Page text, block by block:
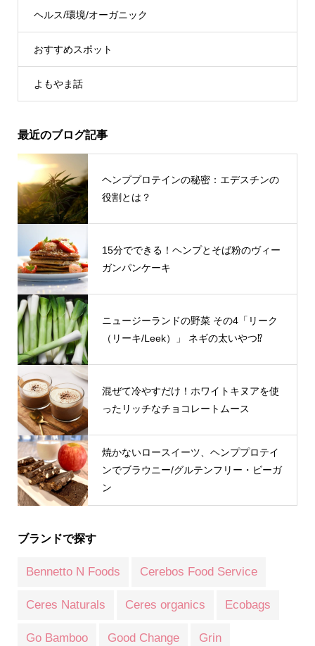
ヘルス/環境/オーガニック
おすすめスポット
よもやま話
最近のブログ記事
ヘンププロテインの秘密：エデスチンの
役割とは？
15分でできる！ヘンプとそば粉のヴィー
ガンパンケーキ
ニュージーランドの野菜 その4「リーク
（リーキ/Leek）」 ネギの太いやつ⁉
混ぜて冷やすだけ！ホワイトキヌアを使
ったリッチなチョコレートムース
焼かないロースイーツ、ヘンププロテイ
ンでブラウニー/グルテンフリー・ビーガ
ン
ブランドで探す
Bennetto N Foods Cerebos Food Service
Ceres Naturals Ceres organics Ecobags
Go Bamboo Good Change Grin